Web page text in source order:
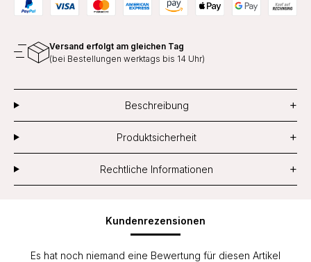
Versand erfolgt am gleichen Tag
(bei Bestellungen werktags bis 14 Uhr)
Beschreibung +
Produktsicherheit +
Rechtliche Informationen +
Kundenrezensionen
Es hat noch niemand eine Bewertung für diesen Artikel